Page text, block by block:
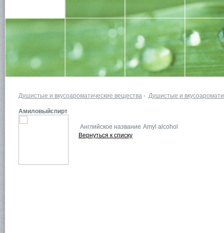
Душистые и вкусоароматические вещества - Душистые и
Амиловыйспирт
Английское название Amyl alcohol
Вернуться к списку